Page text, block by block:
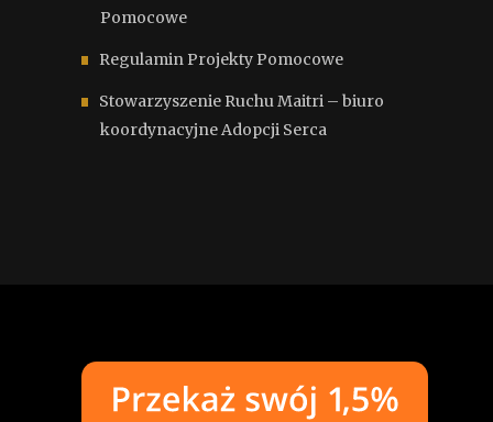
Pomocowe
Regulamin Projekty Pomocowe
Stowarzyszenie Ruchu Maitri – biuro
koordynacyjne Adopcji Serca